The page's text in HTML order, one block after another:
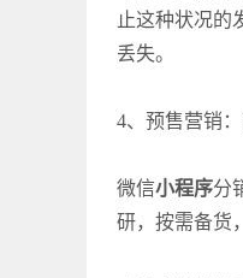
止这种状况的
丢失。
4、预售营销
微信小程序分
研，按需备货